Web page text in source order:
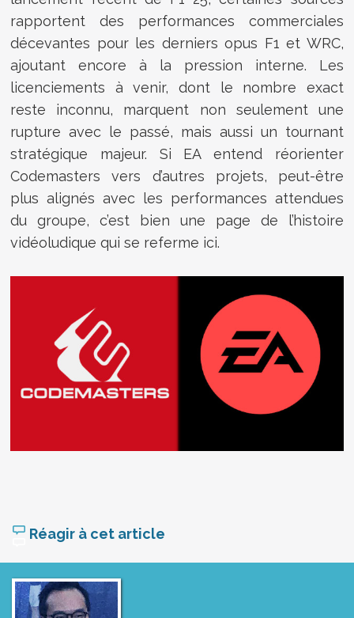
rapportent des performances commerciales
décevantes pour les derniers opus F1 et WRC,
ajoutant encore à la pression interne. Les
licenciements à venir, dont le nombre exact
reste inconnu, marquent non seulement une
rupture avec le passé, mais aussi un tournant
stratégique majeur. Si EA entend réorienter
Codemasters vers d’autres projets, peut-être
plus alignés avec les performances attendues
du groupe, c’est bien une page de l’histoire
vidéoludique qui se referme ici.
Réagir à cet article